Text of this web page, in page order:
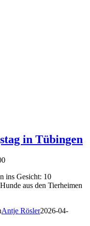
in Tübingen
ins Gesicht: 10
aus den Tierheimen
Antje Rösler2026-04-